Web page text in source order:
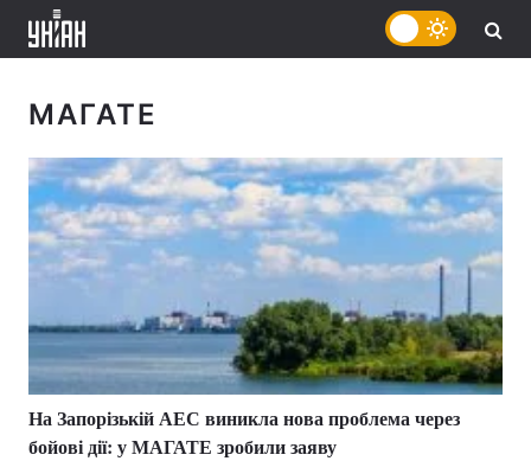
МАГАТЕ
На Запорізькій АЕС виникла нова проблема через
бойові дії: у МАГАТЕ зробили заяву